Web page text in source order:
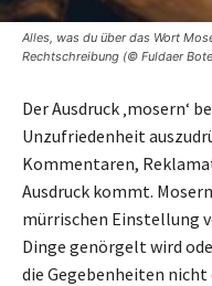
Alles, was du über das Wort
Rechtschreibung (© Fuldaer
Der Ausdruck ‚mosern‘
Unzufriedenheit
Kommentaren,
Ausdruck kommt.
mürrischen Einstellung
Dinge genörgelt wird
die Gegebenheiten